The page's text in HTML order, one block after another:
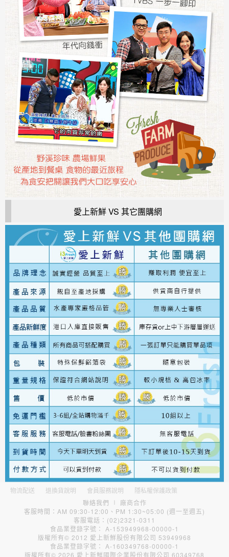
愛上新鮮 VS 其它團購網
物流配送 退換貨說明 會員服務說明
隱私權保護政策
聯絡我們 ∣ 廠商合作
客服時間：AM 09:30-12:00、PM 1:30~05:00 (週一至週五)
客服電話：(02)2321-0311
食品業登錄字號： A-153949968-00000-1
版權所有© 2012 愛上新鮮股份有限公司 53949968
食品業登錄字號： A-160349768-00000-1
版權所有© 2026 愛上新鮮國際企業股份有限公司 60349768